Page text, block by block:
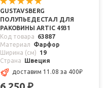
GUSTAVSBERG
ПОЛУПЬЕДЕСТАЛ ДЛЯ
РАКОВИНЫ ARTIC 4931
Код товара
63887
Материал
Фарфор
Ширина (см)
19
Страна
Швеция
доставим 11.08 за 400₽